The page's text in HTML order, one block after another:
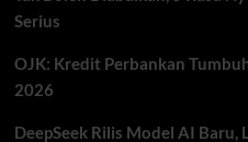
Serius
OJK: Kredit Perbankan
2026
DeepSeek Rilis Model AI